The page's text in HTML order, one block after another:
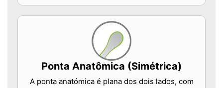
Ponta Anatômica (Simétrica)
A ponta anatómica é plana dos dois lados, com